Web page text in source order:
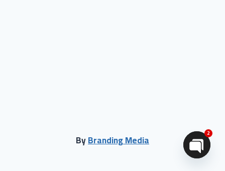
ByBranding Media 2